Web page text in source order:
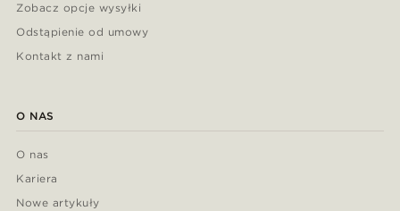
Zobacz opcje wysyłki
Odstąpienie od umowy
Kontakt z nami
O NAS
O nas
Kariera
Nowe artykuły